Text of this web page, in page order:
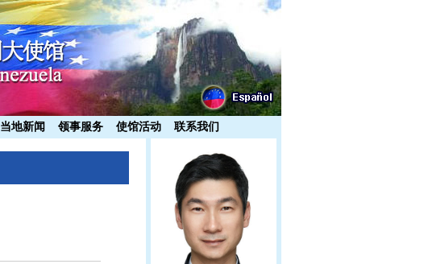
当地新闻 领事服务 使馆活动 联系我们